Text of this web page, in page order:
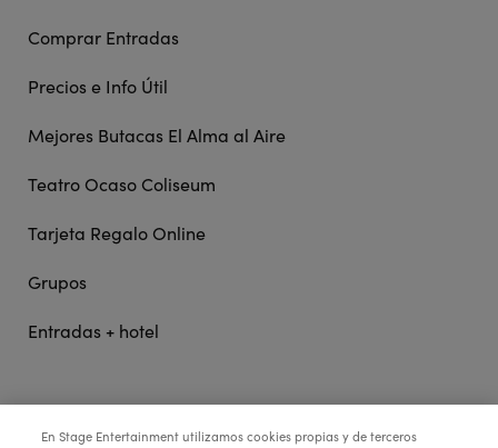
Comprar Entradas
Precios e Info Útil
Mejores Butacas El Alma al Aire
Teatro Ocaso Coliseum
Tarjeta Regalo Online
Grupos
Entradas + hotel
STAGE ENTERTAINMENT
En Stage Entertainment utilizamos cookies propias y de terceros